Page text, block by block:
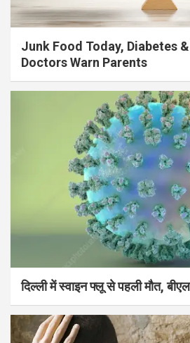
Junk Food Today, Diabetes
Doctors Warn Parents
दिल्ली में स्वाइन फ्लू से पहली मौत,